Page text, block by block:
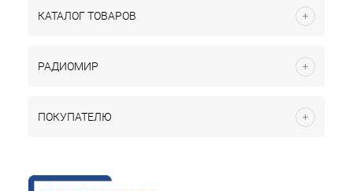
КАТАЛОГ ТОВАРОВ
РАДИОМИР
ПОКУПАТЕЛЮ